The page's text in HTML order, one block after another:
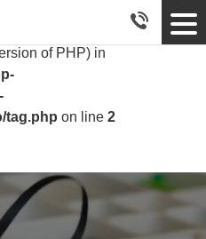
blog - assumed 'blog' (this
of PHP) in
tag.php on line 2